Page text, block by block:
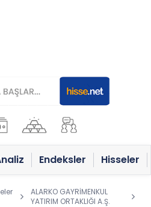
Endeksler Hisseler
ALARKO GAYRİMENKUL
YATIRIM ORTAKLIĞI A.Ş.